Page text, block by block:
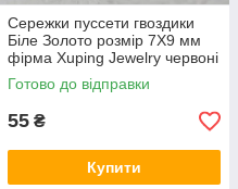
Сережки пуссети гвоздики
Біле Золото розмір 7Х9 мм
фірма Xuping Jewelry червоні
овали в оправі на серебрі
Готово до відправки
55 ₴
Купити